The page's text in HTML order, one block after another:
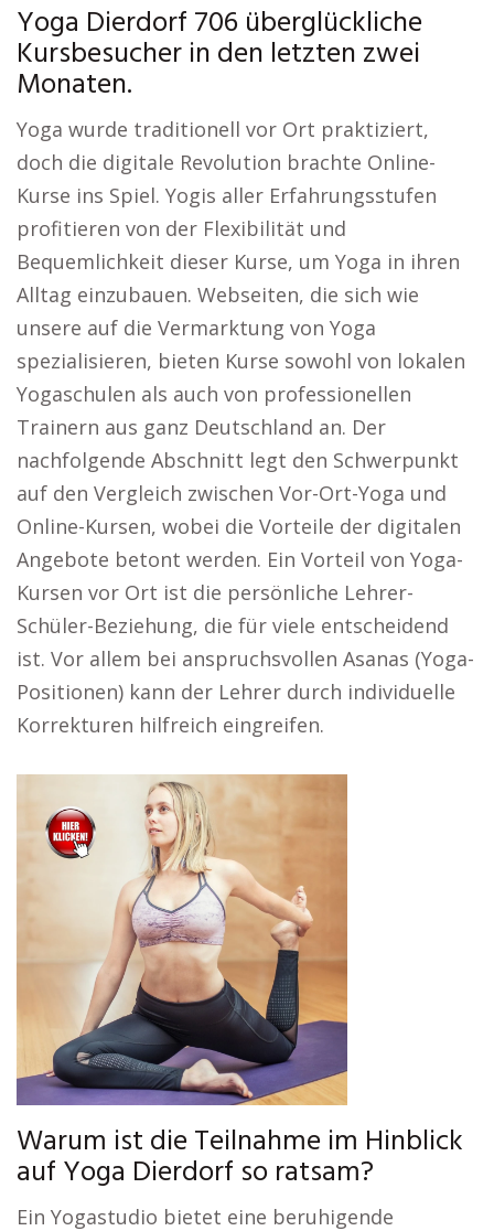
Yoga Dierdorf 706 überglückliche
Kursbesucher in den letzten zwei
Monaten.
Yoga wurde traditionell vor Ort praktiziert,
doch die digitale Revolution brachte Online-
Kurse ins Spiel. Yogis aller Erfahrungsstufen
profitieren von der Flexibilität und
Bequemlichkeit dieser Kurse, um Yoga in ihren
Alltag einzubauen. Webseiten, die sich wie
unsere auf die Vermarktung von Yoga
spezialisieren, bieten Kurse sowohl von lokalen
Yogaschulen als auch von professionellen
Trainern aus ganz Deutschland an. Der
nachfolgende Abschnitt legt den Schwerpunkt
auf den Vergleich zwischen Vor-Ort-Yoga und
Online-Kursen, wobei die Vorteile der digitalen
Angebote betont werden. Ein Vorteil von Yoga-
Kursen vor Ort ist die persönliche Lehrer-
Schüler-Beziehung, die für viele entscheidend
ist. Vor allem bei anspruchsvollen Asanas (Yoga-
Positionen) kann der Lehrer durch individuelle
Korrekturen hilfreich eingreifen.
Warum ist die Teilnahme im Hinblick
auf Yoga Dierdorf so ratsam?
Ein Yogastudio bietet eine beruhigende